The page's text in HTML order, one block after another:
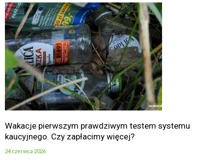
Wakacje pierwszym prawdziwym testem systemu
kaucyjnego. Czy zapłacimy więcej?
24 czerwca 2026